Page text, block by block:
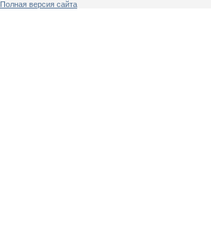
Полная версия сайта